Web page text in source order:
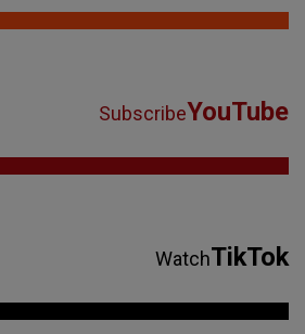
SubscribeYouTube
WatchTikTok